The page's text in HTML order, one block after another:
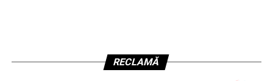
RECLAMĂ